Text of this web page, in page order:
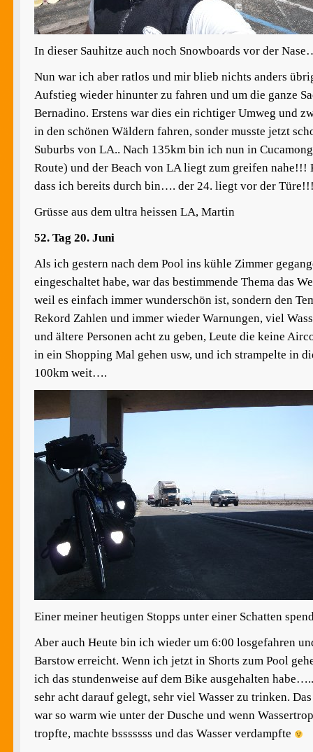
In dieser Sauhitze auch noch Snowboards vor der
Nun war ich aber ratlos und mir blieb nichts anders
Aufstieg wieder hinunter zu fahren und um die ganze
Bernadino. Erstens war dies ein richtiger Umweg und
in den schönen Wäldern fahren, sonder musste jetzt
Suburbs von LA.. Nach 135km bin ich nun in
Route) und der Beach von LA liegt zum greifen nahe!!!
dass ich bereits durch bin…. der 24. liegt vor der
Grüsse aus dem ultra heissen LA, Martin
52. Tag 20. Juni
Als ich gestern nach dem Pool ins kühle Zimmer
eingeschaltet habe, war das bestimmende Thema das
weil es einfach immer wunderschön ist, sondern den
Rekord Zahlen und immer wieder Warnungen, viel
und ältere Personen acht zu geben, Leute die keine
in ein Shopping Mal gehen usw, und ich strampelte in
100km weit….
Einer meiner heutigen Stopps unter einer Schatten
Aber auch Heute bin ich wieder um 6:00 losgefahren
Barstow erreicht. Wenn ich jetzt in Shorts zum Pool
ich das stundenweise auf dem Bike ausgehalten
sehr acht darauf gelegt, sehr viel Wasser zu trinken.
war so warm wie unter der Dusche und wenn
tropfte, machte bsssssss und das Wasser verdampfte